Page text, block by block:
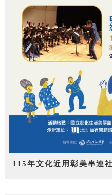
115年文化近用彰美串連